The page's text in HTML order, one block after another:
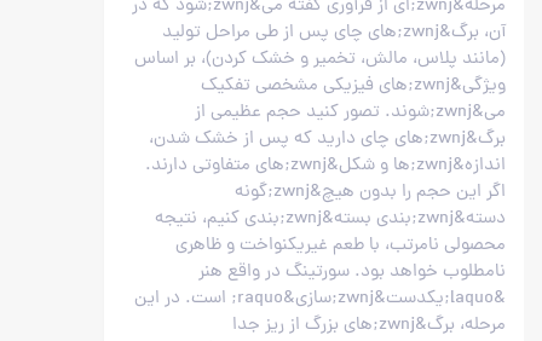
مرحله&zwnj;ای از فرآوری گفته می&zwnj;شود که در
آن، برگ&zwnj;های چای پس از طی مراحل تولید
(مانند پلاس، مالش، تخمیر و خشک کردن)، بر اساس
ویژگی&zwnj;های فیزیکی مشخصی تفکیک
می&zwnj;شوند. تصور کنید حجم عظیمی از
برگ&zwnj;های چای دارید که پس از خشک شدن،
اندازه&zwnj;ها و شکل&zwnj;های متفاوتی دارند.
اگر این حجم را بدون هیچ&zwnj;گونه
دسته&zwnj;بندی بسته&zwnj;بندی کنیم، نتیجه
محصولی نامرتب، با طعم غیریکنواخت و ظاهری
نامطلوب خواهد بود. سورتینگ در واقع هنر
&laquo;یکدست&zwnj;سازی&raquo; است. در این
مرحله، برگ&zwnj;های بزرگ از ریز جدا